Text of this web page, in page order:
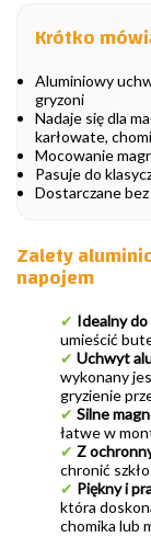
Krótko
Aluminiowy
gryzoni
Nadaje się dla
karłowate,
Mocowanie
Pasuje do
Dostarczane
Zalety
napojem
✔ Idealny
umieścić
✔ Uchwyt
wykonany
gryzienie
✔ Silne
łatwe w
✔ Z
chronić
✔ Piękny i
która
chomika lub